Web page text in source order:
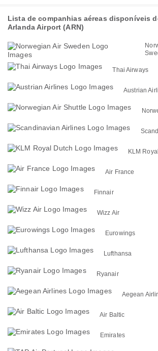
Lista de companhias aéreas disponíveis
Arlanda Airport (ARN)
Thai Airways
Austrian
KLM
Air France
Finnair
Wizz Air
Eurowings
Lufthansa
Ryanair
Aegean
Air Baltic
Emirates